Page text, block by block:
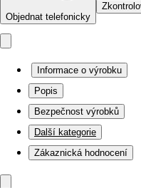
Objednat telefonicky
Informace o výrobku
Popis
Bezpečnost výrobků
Další kategorie
Zákaznická hodnocení